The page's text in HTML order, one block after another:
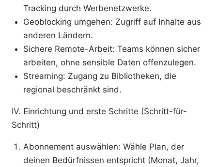
Tracking durch Werbenetzwerke.
Geoblocking umgehen: Zugriff auf Inhalte aus
anderen Ländern.
Sichere Remote-Arbeit: Teams können sicher
arbeiten, ohne sensible Daten offenzulegen.
Streaming: Zugang zu Bibliotheken, die
regional beschränkt sind.
IV. Einrichtung und erste Schritte (Schritt-für-
Schritt)
Abonnement auswählen: Wähle Plan, der
deinen Bedürfnissen entspricht (Monat, Jahr,